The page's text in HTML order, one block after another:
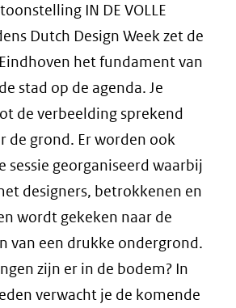
IN DE VOLLE
Dutch Design Week zet de
het fundament van
stad op de agenda. Je
de verbeelding sprekend
de grond. Er worden ook
sessie georganiseerd waarbij
designers, betrokkenen en
wordt gekeken naar de
van een drukke ondergrond.
zijn er in de bodem? In
verwacht je de komende